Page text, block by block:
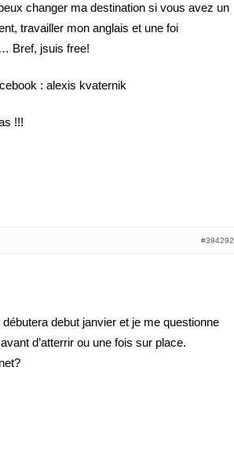
changer ma destination si vous avez un
travailler mon anglais et une foi
Bref, jsuis free!
: alexis kvaternik
!!!
#394292
debut janvier et je me questionne
d’atterrir ou une fois sur place.